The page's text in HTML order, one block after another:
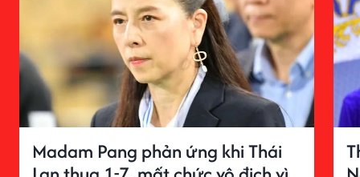
Madam Pang phản ứng khi Thái